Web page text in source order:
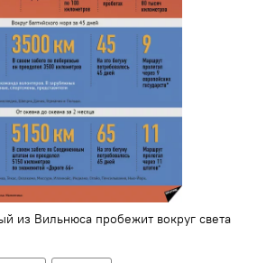
из Вильнюса пробежит вокруг света